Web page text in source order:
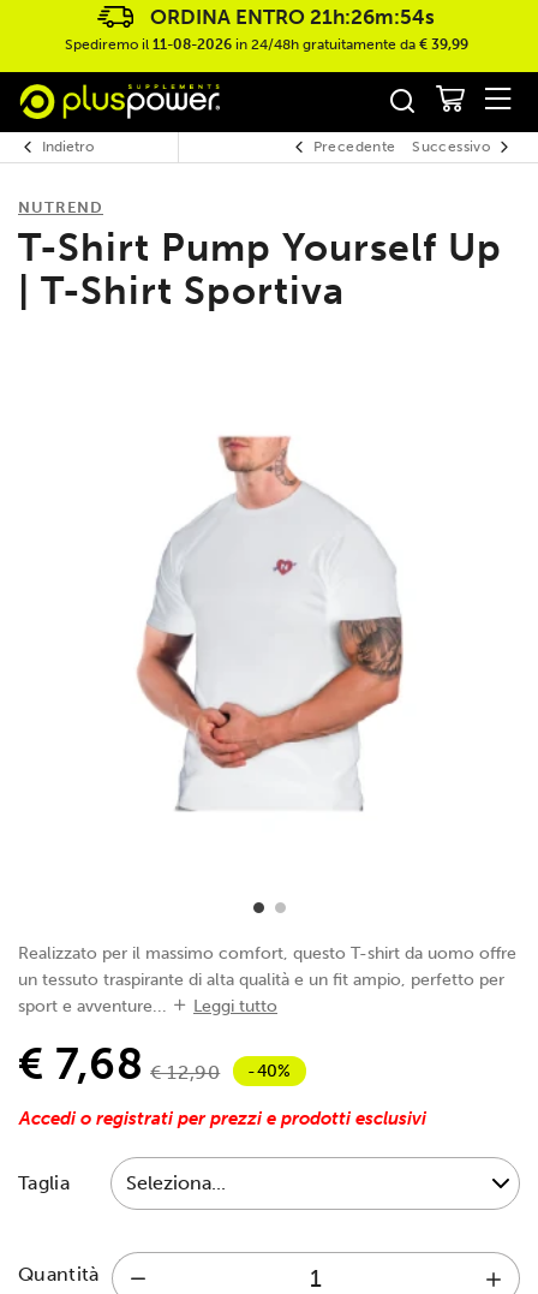
ORDINA ENTRO21h:26m:53s
Spediremo il 11-08-2026in 24/48h gratuitamente da € 39,99
Indietro Precedente Successivo
NUTREND
T-Shirt Pump Yourself Up
| T-Shirt Sportiva
Realizzato per il massimo comfort, questo T-shirt da uomo offre
un tessuto traspirante di alta qualità e un fit ampio, perfetto per
sport e avventure...
Leggi tutto
€ 7,68 € 12,90 -40%
Accedi o registrati per prezzi e prodotti esclusivi
Taglia
Quantità